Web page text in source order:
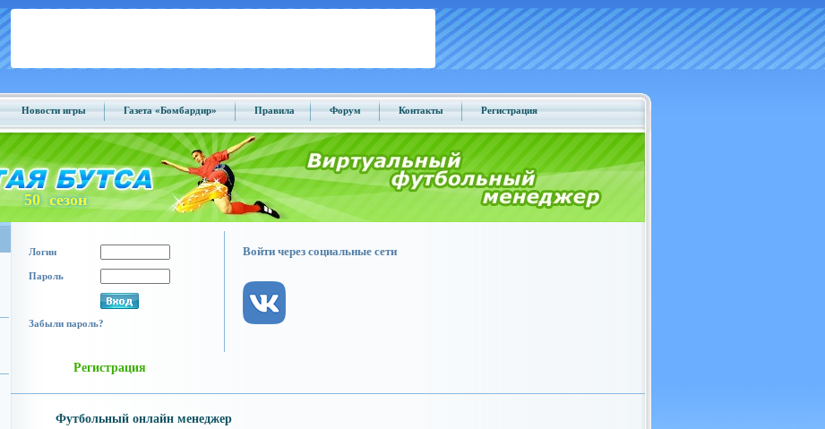
Новости игры Газета «Бомбардир» Правила Форум Контакты Регистрация
50 сезон
Логин
Пароль
Забыли пароль?
Войти через социальные сети
Регистрация
Футбольный онлайн менеджер